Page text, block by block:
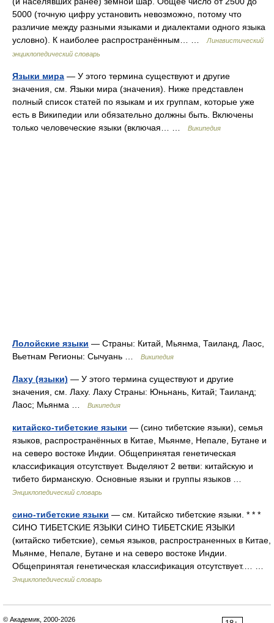
5000 (точную цифру установить невозможно, потому что
различие между разными языками и диалектами одного языка
условно). К наиболее распространённым… …
Лингвистический
энциклопедический словарь
Языки мира — У этого термина существуют и другие
значения, см. Языки мира (значения). Ниже представлен
полный список статей по языкам и их группам, которые уже
есть в Википедии или обязательно должны быть. Включены
только человеческие языки (включая… …
Википедия
Лолойские языки — Страны: Китай, Мьянма, Таиланд, Лаос,
Вьетнам Регионы: Сычуань …
Википедия
Лаху (языки) — У этого термина существуют и другие
значения, см. Лаху. Лаху Страны: Юньнань, Китай; Таиланд;
Лаос; Мьянма …
Википедия
китайско-тибетские языки — (сино тибетские языки), семья
языков, распространённых в Китае, Мьянме, Непале, Бутане и
на северо востоке Индии. Общепринятая генетическая
классификация отсутствует. Выделяют 2 ветви: китайскую и
тибето бирманскую. Основные языки и группы языков …
Энциклопедический словарь
сино-тибетские языки — см. Китайско тибетские языки. * * *
СИНО ТИБЕТСКИЕ ЯЗЫКИ СИНО ТИБЕТСКИЕ ЯЗЫКИ
(китайско тибетские), семья языков, распространенных в Китае,
Мьянме, Непале, Бутане и на северо востоке Индии.
Общепринятая генетическая классификация отсутствует.… …
Энциклопедический словарь
© Академик, 2000-2026